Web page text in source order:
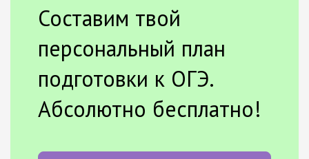
Составим твой
персональный план
подготовки к ОГЭ.
Абсолютно бесплатно!